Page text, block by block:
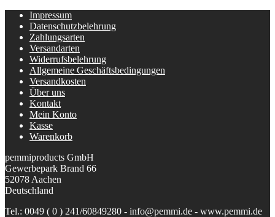
Impressum
Datenschutzbelehrung
Zahlungsarten
Versandarten
Widerrufsbelehrung
Allgemeine Geschäftsbedingungen
Versandkosten
Über uns
Kontakt
Mein Konto
Kasse
Warenkorb
pemmiproducts GmbH
Gewerbepark Brand 66
52078 Aachen
Deutschland
Tel.: 0049 ( 0 ) 241/60849280 - info@pemmi.de - www.pemmi.de